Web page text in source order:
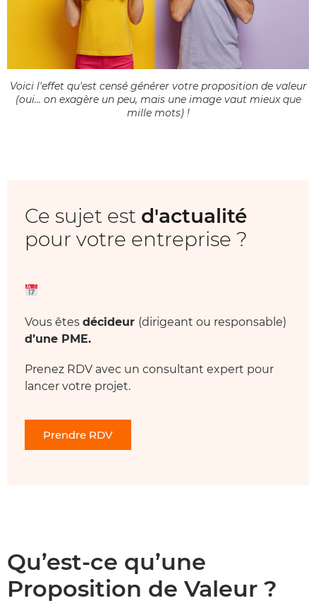
Voici l'effet qu'est censé générer votre proposition de valeur
(oui… on exagère un peu, mais une image vaut mieux que
mille mots) !
Ce sujet est d'actualité
pour votre entreprise ?
Vous êtes décideur (dirigeant ou responsable)
d’une PME.
Prenez RDV avec un consultant expert pour
lancer votre projet.
Prendre RDV
Qu’est-ce qu’une
Proposition de Valeur ?